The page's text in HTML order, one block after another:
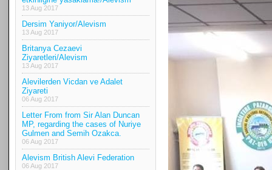
13 Aug 2017
Dersim Yaniyor/Alevism
13 Aug 2017
Britanya Cezaevi
Ziyaretleri/Alevism
13 Aug 2017
Alevilerden Vicdan ve Adalet
Ziyareti
06 Aug 2017
Letter From from Sir Alan Duncan
MP, regarding the cases of Nuriye
Gulmen and Semih Ozakca.
06 Aug 2017
Alevism British Alevi Federation
06 Aug 2017